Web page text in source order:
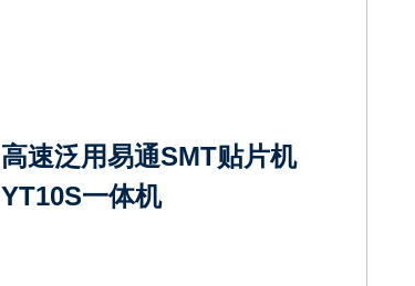
高速泛用易通SMT贴片机
YT10S一体机